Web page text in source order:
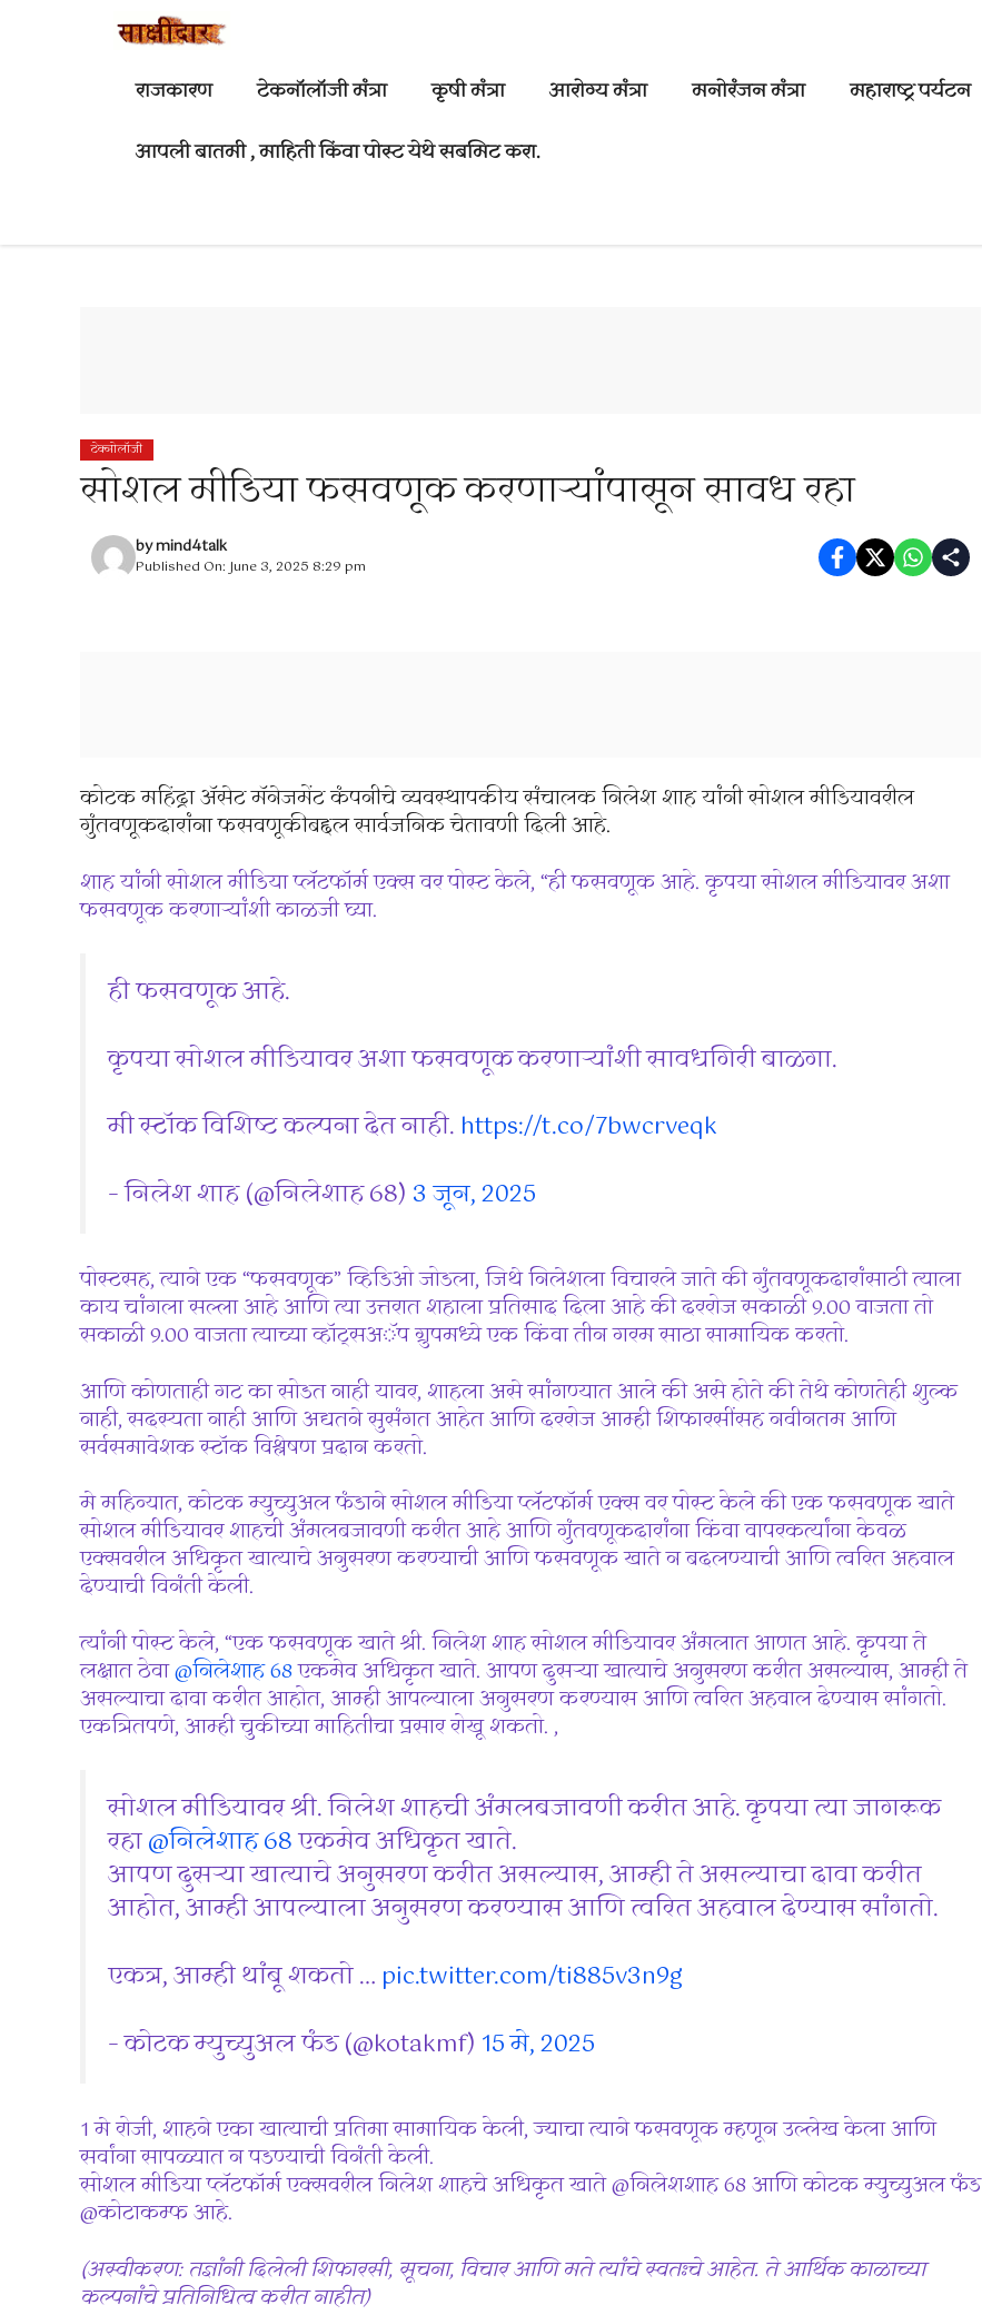
राजकारण टेकनॉलॉजी मंत्रा कृषी मंत्रा आरोग्य मंत्रा मनोरंजन मंत्रा महाराष्ट्र पर्यटन
आपली बातमी , माहिती किंवा पोस्ट येथे सबमिट करा.
टेक्नोलॉजी
सोशल मीडिया फसवणूक करणार्‍यांपासून सावध रहा
bymind4talk
Published On: June 3, 2025 8:29 pm
कोटक महिंद्रा अ‍ॅसेट मॅनेजमेंट कंपनीचे व्यवस्थापकीय संचालक निलेश शाह यांनी सोशल मीडियावरील
गुंतवणूकदारांना फसवणूकीबद्दल सार्वजनिक चेतावणी दिली आहे.
शाह यांनी सोशल मीडिया प्लॅटफॉर्म एक्स वर पोस्ट केले, “ही फसवणूक आहे. कृपया सोशल मीडियावर अशा
फसवणूक करणार्‍यांशी काळजी घ्या.
ही फसवणूक आहे.
कृपया सोशल मीडियावर अशा फसवणूक करणार्‍यांशी सावधगिरी बाळगा.
मी स्टॉक विशिष्ट कल्पना देत नाही. https://t.co/7bwcrveqk
– निलेश शाह (@निलेशाह 68) 3 जून, 2025
पोस्टसह, त्याने एक “फसवणूक” व्हिडिओ जोडला, जिथे निलेशला विचारले जाते की गुंतवणूकदारांसाठी त्याला
काय चांगला सल्ला आहे आणि त्या उत्तरात शहाला प्रतिसाद दिला आहे की दररोज सकाळी 9.00 वाजता तो
सकाळी 9.00 वाजता त्याच्या व्हॉट्सअॅप ग्रुपमध्ये एक किंवा तीन गरम साठा सामायिक करतो.
आणि कोणताही गट का सोडत नाही यावर, शाहला असे सांगण्यात आले की असे होते की तेथे कोणतेही शुल्क
नाही, सदस्यता नाही आणि अद्यतने सुसंगत आहेत आणि दररोज आम्ही शिफारसींसह नवीनतम आणि
सर्वसमावेशक स्टॉक विश्लेषण प्रदान करतो.
मे महिन्यात, कोटक म्युच्युअल फंडाने सोशल मीडिया प्लॅटफॉर्म एक्स वर पोस्ट केले की एक फसवणूक खाते
सोशल मीडियावर शाहची अंमलबजावणी करीत आहे आणि गुंतवणूकदारांना किंवा वापरकर्त्यांना केवळ
एक्सवरील अधिकृत खात्याचे अनुसरण करण्याची आणि फसवणूक खाते न बदलण्याची आणि त्वरित अहवाल
देण्याची विनंती केली.
त्यांनी पोस्ट केले, “एक फसवणूक खाते श्री. निलेश शाह सोशल मीडियावर अंमलात आणत आहे. कृपया ते
लक्षात ठेवा@निलेशाह 68एकमेव अधिकृत खाते. आपण दुसर्‍या खात्याचे अनुसरण करीत असल्यास, आम्ही ते
असल्याचा दावा करीत आहोत, आम्ही आपल्याला अनुसरण करण्यास आणि त्वरित अहवाल देण्यास सांगतो.
एकत्रितपणे, आम्ही चुकीच्या माहितीचा प्रसार रोखू शकतो. ,
सोशल मीडियावर श्री. निलेश शाहची अंमलबजावणी करीत आहे. कृपया त्या जागरूक
रहा@निलेशाह 68एकमेव अधिकृत खाते.
आपण दुसर्‍या खात्याचे अनुसरण करीत असल्यास, आम्ही ते असल्याचा दावा करीत
आहोत, आम्ही आपल्याला अनुसरण करण्यास आणि त्वरित अहवाल देण्यास सांगतो.
एकत्र, आम्ही थांबू शकतो … pic.twitter.com/ti885v3n9g
– कोटक म्युच्युअल फंड (@kotakmf) 15 मे, 2025
1 मे रोजी, शाहने एका खात्याची प्रतिमा सामायिक केली, ज्याचा त्याने फसवणूक म्हणून उल्लेख केला आणि
सर्वांना सापळ्यात न पडण्याची विनंती केली.
सोशल मीडिया प्लॅटफॉर्म एक्सवरील निलेश शाहचे अधिकृत खाते @निलेशशाह 68 आणि कोटक म्युच्युअल फंड
@कोटाकम्फ आहे.
(अस्वीकरण: तज्ञांनी दिलेली शिफारसी, सूचना, विचार आणि मते त्यांचे स्वतःचे आहेत. ते आर्थिक काळाच्या
कल्पनांचे प्रतिनिधित्व करीत नाहीत)